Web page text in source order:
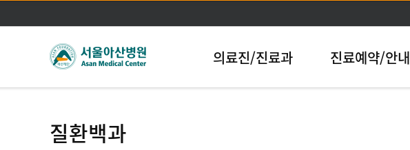
의료진/진료과 진료예약/안내
질환백과